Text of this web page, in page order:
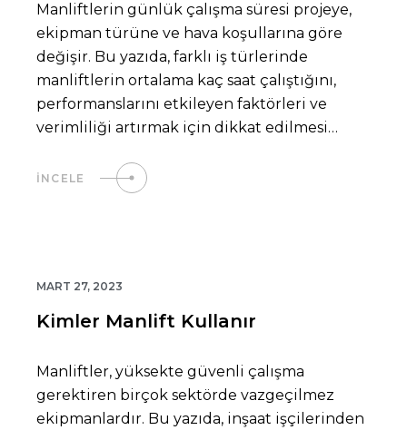
Manliftlerin günlük çalışma süresi projeye,
ekipman türüne ve hava koşullarına göre
değişir. Bu yazıda, farklı iş türlerinde
manliftlerin ortalama kaç saat çalıştığını,
performanslarını etkileyen faktörleri ve
verimliliği artırmak için dikkat edilmesi
İNCELE
MART 27, 2023
Kimler Manlift Kullanır
Manliftler, yüksekte güvenli çalışma
gerektiren birçok sektörde vazgeçilmez
ekipmanlardır. Bu yazıda, inşaat işçilerinden